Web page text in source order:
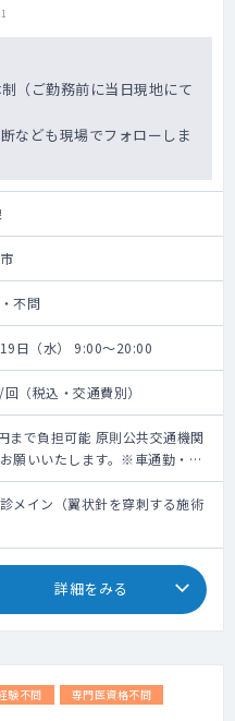
（ご勤務前に当日現地にて
なども現場でフォローしま
不問
日（水） 9:00～20:00
（税込・交通費別）
まで負担可能 原則公共交通機関
願いいたします。※車通勤・タ
相談
メイン（翼状針を穿刺する施術
詳細をみる
験不問 専門医資格不問